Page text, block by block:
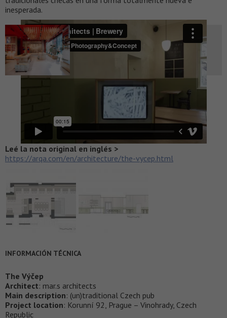
inesperada.
También te puede interesar
Moments Tirol
Leé la nota original en inglés >
https://arqa.com/en/architecture/the-vycep.html
INFORMACIÓN TÉCNICA
The Výčep
Architect: mar.s architects
Main description: (un)traditional Czech pub
Project location: Korunní 92, Prague – Vinohrady, Czech
Republic